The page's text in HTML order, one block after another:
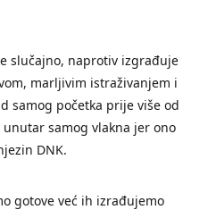
slučajno, naprotiv izgrađuje
marljivim istraživanjem i
samog početka prije više od
samog vlakna jer ono
DNK.
gotove već ih izrađujemo